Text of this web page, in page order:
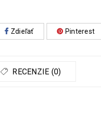
Zdieľať Pinterest
RECENZIE (0)